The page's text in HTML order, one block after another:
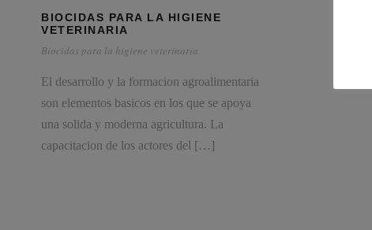
BIOCIDAS PARA LA HIGIENE
VETERINARIA
Biocidas para la higiene veterinaria
El desarrollo y la formacion agroalimentaria
son elementos basicos en los que se apoya
una solida y moderna agricultura. La
capacitacion de los actores del […]